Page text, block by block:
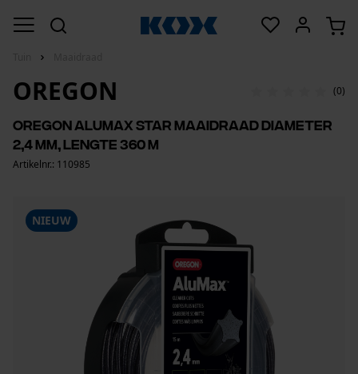
NIEUW
OREGON (0)
Oregon AluMax Star maaidraad Diameter
2,4 mm, Lengte 360 m
Artikelnr.: 110985